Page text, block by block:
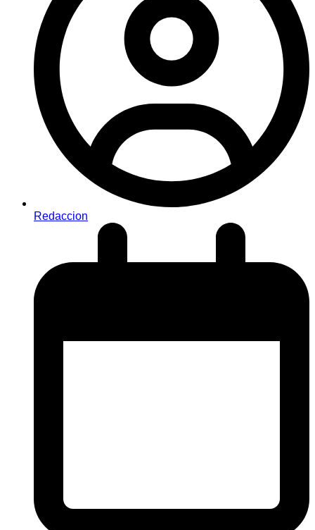
Redaccion